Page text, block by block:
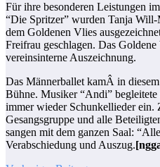
Für ihre besonderen Leistungen
“Die Spritzer” wurden Tanja
dem Goldenen Vlies
Freifrau geschlagen. Das
vereinsinterne Auszeichnung.
Das Männerballet kamÂ in
Bühne. Musiker “Andi”
immer wieder Schunkellieder ein.
Gesangsgruppe und alle
sangen mit dem ganzen Saal:
Verabschiedung und Auszug.